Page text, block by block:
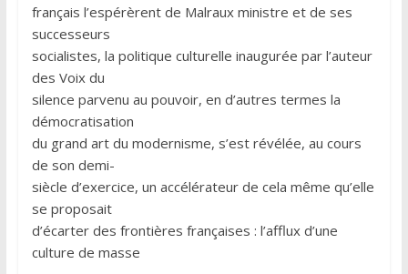
français l’espérèrent de Malraux ministre et de ses
successeurs
socialistes, la politique culturelle inaugurée par l’auteur
des Voix du
silence parvenu au pouvoir, en d’autres termes la
démocratisation
du grand art du modernisme, s’est révélée, au cours
de son demi-
siècle d’exercice, un accélérateur de cela même qu’elle
se proposait
d’écarter des frontières françaises : l’afflux d’une
culture de masse